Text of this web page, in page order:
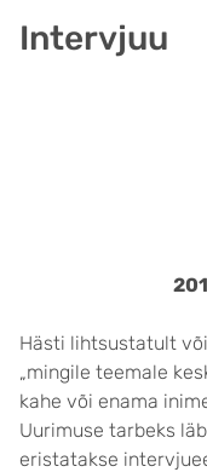
Intervjuu
Hästi lihtsustatult
„mingile teemale
kahe või enama
Uurimuse tarbeks
eristatakse